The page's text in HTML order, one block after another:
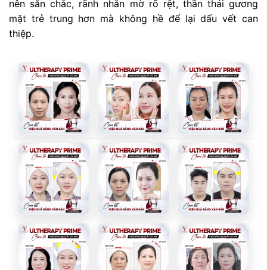
nên săn chắc, rãnh nhăn mờ rõ rệt, thần thái gương
mặt trẻ trung hơn mà không hề để lại dấu vết can
thiệp.